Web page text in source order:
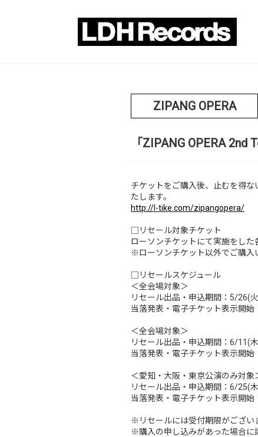
ZIPANG OPERA
「ZIPANG OPERA
チケットをご購入後、止むを得な
たします。
http://l-tike.com/zipangopera/
□リセール対象チケット
ローソンチケットにて実施をし
※ローソンチケット以外でご購入
□リセールスケジュール
＜全会場対象＞
リセール出品・申込期間：5/26(
当落発表・電子チケット表示開
＜全会場対象＞
リセール出品・申込期間：6/11(
当落発表・電子チケット表示開
＜愛知・大阪・東京公演のみ対象
リセール出品・申込期間：6/25(
当落発表・電子チケット表示開
※リセールには受付期限がござい
※購入の申し込みがあった場合に